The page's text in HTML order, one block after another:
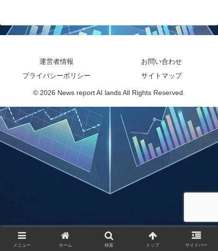
運営者情報
お問い合わせ
プライバシーポリシー
サイトマップ
© 2026 News report AI lands All Rights Reserved.
メニュー ホーム 検索 トップ サイドバー